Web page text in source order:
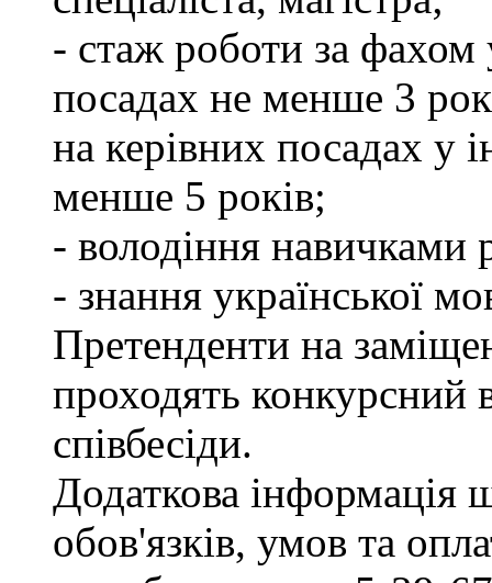
- стаж роботи за фахом
посадах не менше 3
на керівних посадах у
менше 5 років;
- володіння навичками
- знання української
Претенденти на
проходять конкурсний
співбесіди.
Додаткова інформація
обов'язків, умов та